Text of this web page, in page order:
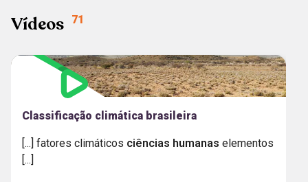
Vídeos 71
Classificação climática brasileira
[...] fatores climáticos ciências humanas elementos
[...]